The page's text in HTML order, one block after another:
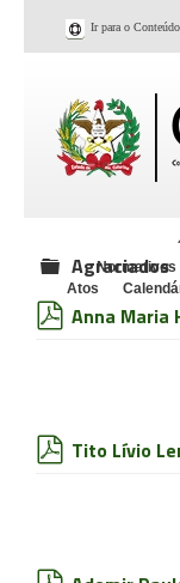
Ir para o Conteúdo
Normativos
Atos
folder
Agraciados
Anna Maria
Tito Lívio